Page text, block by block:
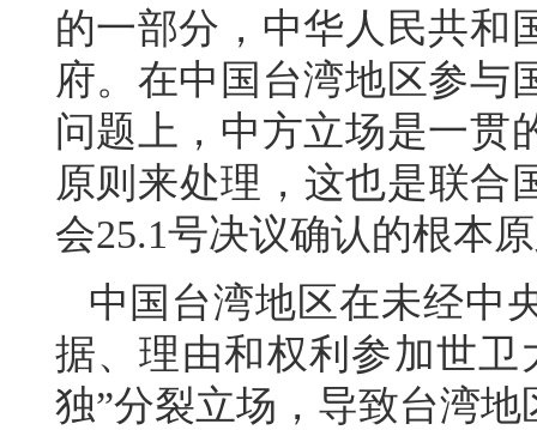
的一部分，中华人民共和
府。在中国台湾地区参与
问题上，中方立场是一贯
原则来处理，这也是联合
会25.1号决议确认的根本
中国台湾地区在未经中
据、理由和权利参加世
独”分裂立场，导致台湾